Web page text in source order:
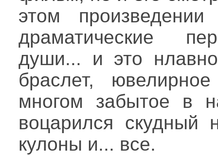
этом
драматические
души... и это
браслет,
многом забытое в
воцарился скудный
кулоны и... все.